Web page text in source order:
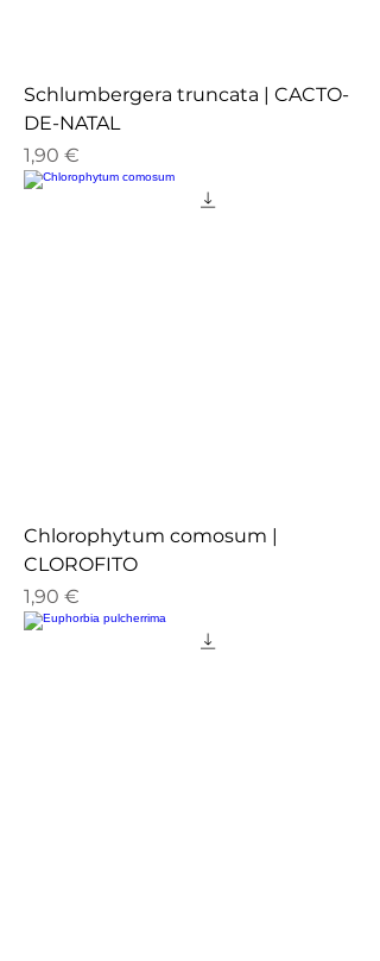
Schlumbergera truncata | CACTO-
DE-NATAL
Preço
1,90 €
Chlorophytum comosum |
CLOROFITO
Preço
1,90 €